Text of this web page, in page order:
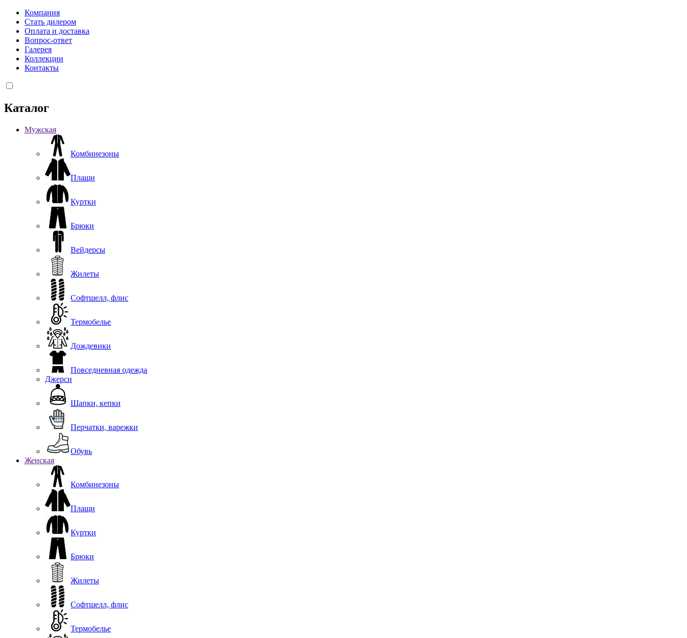
Компания
Стать дилером
Оплата и доставка
Вопрос-ответ
Галерея
Коллекции
Контакты
Каталог
Мужская
Комбинезоны
Плащи
Куртки
Брюки
Вейдерсы
Жилеты
Софтшелл, флис
Термобелье
Дождевики
Повседневная одежда
Джерси
Шапки, кепки
Перчатки, варежки
Обувь
Женская
Комбинезоны
Плащи
Куртки
Брюки
Жилеты
Софтшелл, флис
Термобелье